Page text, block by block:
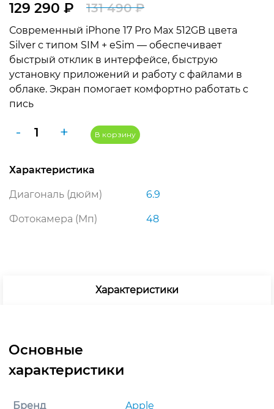
131 490₽
цена
составляла
131
490 ₽.
129 290 ₽
цена:
129
290 ₽.
Современный iPhone 17 Pro Max 512GB цвета
Silver с типом SIM + eSim — обеспечивает
быстрый отклик в интерфейсе, быструю
установку приложений и работу с файлами в
облаке. Экран помогает комфортно работать с
пись
-
Количество
iPhone
Pro
Max
+ В корзину
Характеристика
Диагональ (дюйм) 6.9
Фотокамера (Мп) 48
Характеристики
Бренд Apple